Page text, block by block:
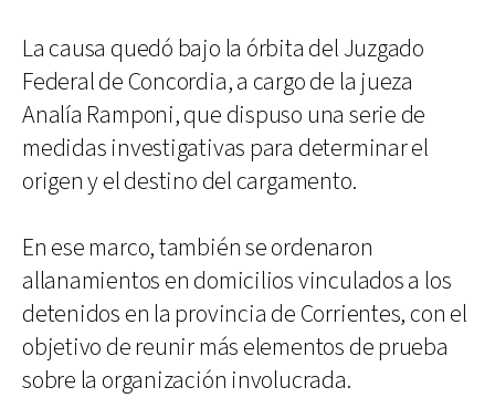
La causa quedó bajo la órbita del Juzgado
Federal de Concordia, a cargo de la jueza
Analía Ramponi, que dispuso una serie de
medidas investigativas para determinar el
origen y el destino del cargamento.
En ese marco, también se ordenaron
allanamientos en domicilios vinculados a los
detenidos en la provincia de Corrientes, con el
objetivo de reunir más elementos de prueba
sobre la organización involucrada.